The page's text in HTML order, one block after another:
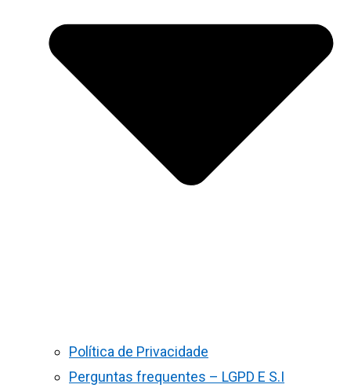
Política de Privacidade
Perguntas frequentes – LGPD E S.I